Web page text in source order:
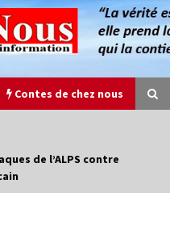
Contes de chez nous
plus là (17e partie)
de l’ALPS contre